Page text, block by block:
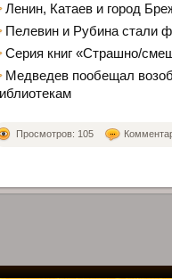
Ленин, Катаев и город
Пелевин и Рубина стали
Серия книг «Страшно/
Медведев пообещал
Просмотров: 105